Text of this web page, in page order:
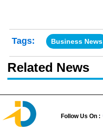
Tags: Business News
Related News
Follow Us On :